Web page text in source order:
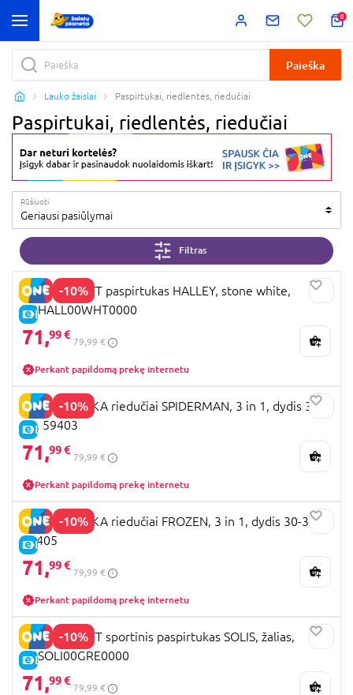
0
Paieška
Lauko žaislai Paspirtukai, riedlentės, riedučiai
Paspirtukai, riedlentės, riedučiai
Rūšiuoti
Geriausi pasiūlymai
Filtras
-10%
E-KAINA
KINDERKRAFT paspirtukas HALLEY, stone white,
KRHALL00WHT0000
71,99 €
79,99 €
Perkant papildomą prekę internetu
-10%
E-KAINA
SEVEN POLSKA riedučiai SPIDERMAN, 3 in 1, dydis 30-
33, 59403
71,99 €
79,99 €
Perkant papildomą prekę internetu
-10%
E-KAINA
SEVEN POLSKA riedučiai FROZEN, 3 in 1, dydis 30-33,
59405
71,99 €
79,99 €
Perkant papildomą prekę internetu
-10%
E-KAINA
KINDERCRAFT sportinis paspirtukas SOLIS, žalias,
KRSOLI00GRE0000
71,99 €
79,99 €